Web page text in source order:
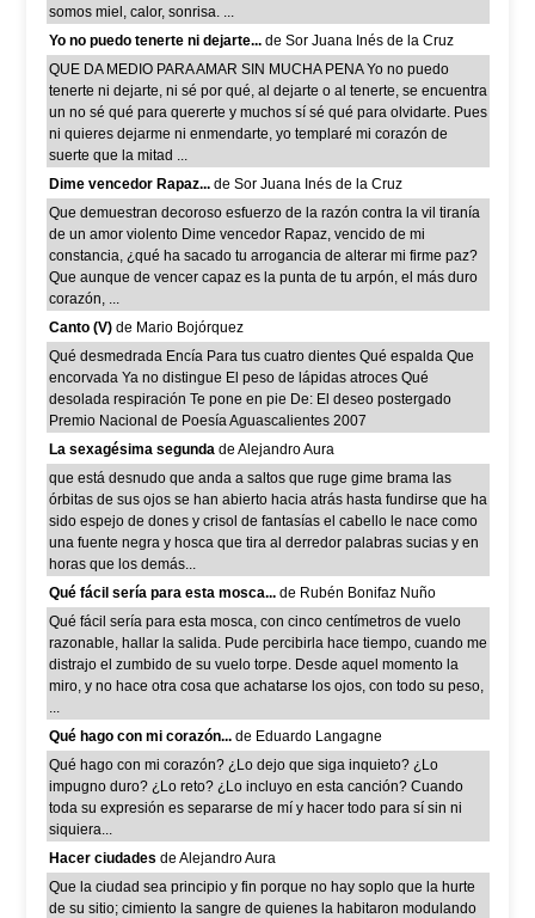
somos miel, calor, sonrisa. ...
Yo no puedo tenerte ni dejarte... de Sor Juana Inés de la Cruz
QUE DA MEDIO PARA AMAR SIN MUCHA PENA Yo no puedo
tenerte ni dejarte, ni sé por qué, al dejarte o al tenerte, se encuentra
un no sé qué para quererte y muchos sí sé qué para olvidarte. Pues
ni quieres dejarme ni enmendarte, yo templaré mi corazón de
suerte que la mitad ...
Dime vencedor Rapaz... de Sor Juana Inés de la Cruz
Que demuestran decoroso esfuerzo de la razón contra la vil tiranía
de un amor violento Dime vencedor Rapaz, vencido de mi
constancia, ¿qué ha sacado tu arrogancia de alterar mi firme paz?
Que aunque de vencer capaz es la punta de tu arpón, el más duro
corazón, ...
Canto (V) de Mario Bojórquez
Qué desmedrada Encía Para tus cuatro dientes Qué espalda Que
encorvada Ya no distingue El peso de lápidas atroces Qué
desolada respiración Te pone en pie De: El deseo postergado
Premio Nacional de Poesía Aguascalientes 2007
La sexagésima segunda de Alejandro Aura
que está desnudo que anda a saltos que ruge gime brama las
órbitas de sus ojos se han abierto hacia atrás hasta fundirse que ha
sido espejo de dones y crisol de fantasías el cabello le nace como
una fuente negra y hosca que tira al derredor palabras sucias y en
horas que los demás...
Qué fácil sería para esta mosca... de Rubén Bonifaz Nuño
Qué fácil sería para esta mosca, con cinco centímetros de vuelo
razonable, hallar la salida. Pude percibirla hace tiempo, cuando me
distrajo el zumbido de su vuelo torpe. Desde aquel momento la
miro, y no hace otra cosa que achatarse los ojos, con todo su peso,
...
Qué hago con mi corazón... de Eduardo Langagne
Qué hago con mi corazón? ¿Lo dejo que siga inquieto? ¿Lo
impugno duro? ¿Lo reto? ¿Lo incluyo en esta canción? Cuando
toda su expresión es separarse de mí y hacer todo para sí sin ni
siquiera...
Hacer ciudades de Alejandro Aura
Que la ciudad sea principio y fin porque no hay soplo que la hurte
de su sitio; cimiento la sangre de quienes la habitaron modulando